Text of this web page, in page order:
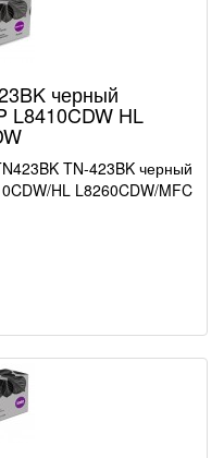
черный
L8410CDW HL
TN-423BK черный
HL L8260CDW/MFC